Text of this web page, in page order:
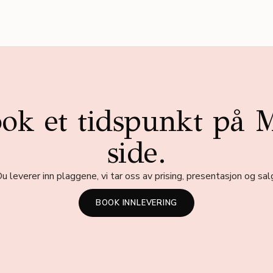
et tidspunkt på
side.
leverer inn plaggene, vi tar oss av prising, presentasjon og
BOOK INNLEVERING